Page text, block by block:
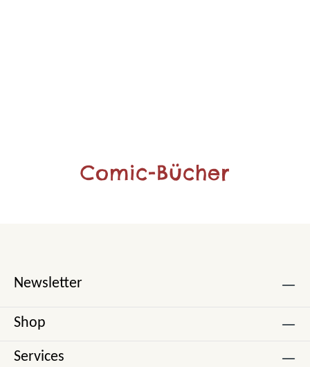
Comic-Bücher
Newsletter
Shop
Services